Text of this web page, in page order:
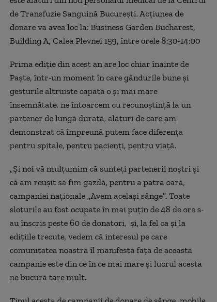
de Transfuzie Sanguină București. Acțiunea de
donare va avea loc la: Business Garden Bucharest,
Building A, Calea Plevnei 159, între orele 8:30-14:00
Prima ediție din acest an are loc chiar înainte de
Paște, într-un moment în care gândurile bune și
gesturile altruiste capătă o și mai mare
însemnătate. ne întoarcem cu recunoștință la un
partener de lungă durată, alături de care am
demonstrat că împreună putem face diferența
pentru spitale, pentru pacienți, pentru viață.
„Și noi vă mulțumim că sunteți partenerii noștri și
că am reușit să fim gazdă, pentru a patra oară,
campaniei naționale „Avem același sânge”. Toate
sloturile au fost ocupate în mai puțin de 48 de ore s-
au înscris peste 60 de donatori, și, la fel ca și la
edițiile trecute, vedem că interesul pe care
comunitatea noastră îl manifestă față de această
campanie este din ce în ce mai mare și lucrul acesta
ne bucură tare mult.